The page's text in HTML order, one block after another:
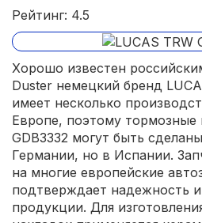
Рейтинг: 4.5
Хорошо известен
Duster немецкий бренд
имеет несколько
Европе, поэтому тормозные
GDB3332 могут быть
Германии, но в Испании.
на многие европейские
подтверждает надежность
продукции. Для